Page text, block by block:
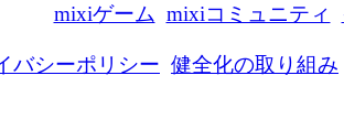
mixiゲーム mixiコミュニティ
バシーポリシー 健全化の取り組み